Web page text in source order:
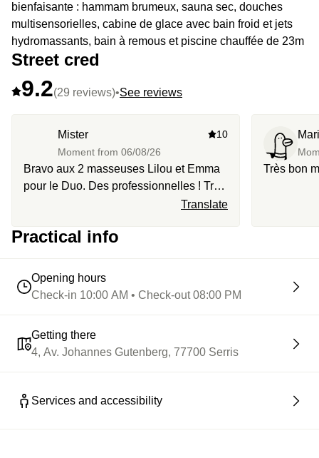
bienfaisante : hammam brumeux, sauna sec, douches
multisensorielles, cabine de glace avec bain froid et jets
hydromassants, bain à remous et piscine chauffée de 23m
pour nager en apesanteur. Le tout dans une ambiance de
respirer.
Street cred
9.2(29 reviews)•See reviews
Mister
Moment from 06/08/26
10
Bravo aux 2 masseuses Lilou et Emma
pour le Duo. Des professionnelles ! Très
Translate
Très bon
Practical info
Opening hours
Check-in 10:00 AM • Check-out 08:00 PM
Getting there
4, Av. Johannes Gutenberg, 77700 Serris
Services and accessibility